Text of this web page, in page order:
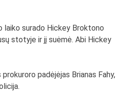
laiko surado Hickey Broktono
stotyje ir jį suėmė. Abi Hickey
padėjėjas Brianas Fahy,